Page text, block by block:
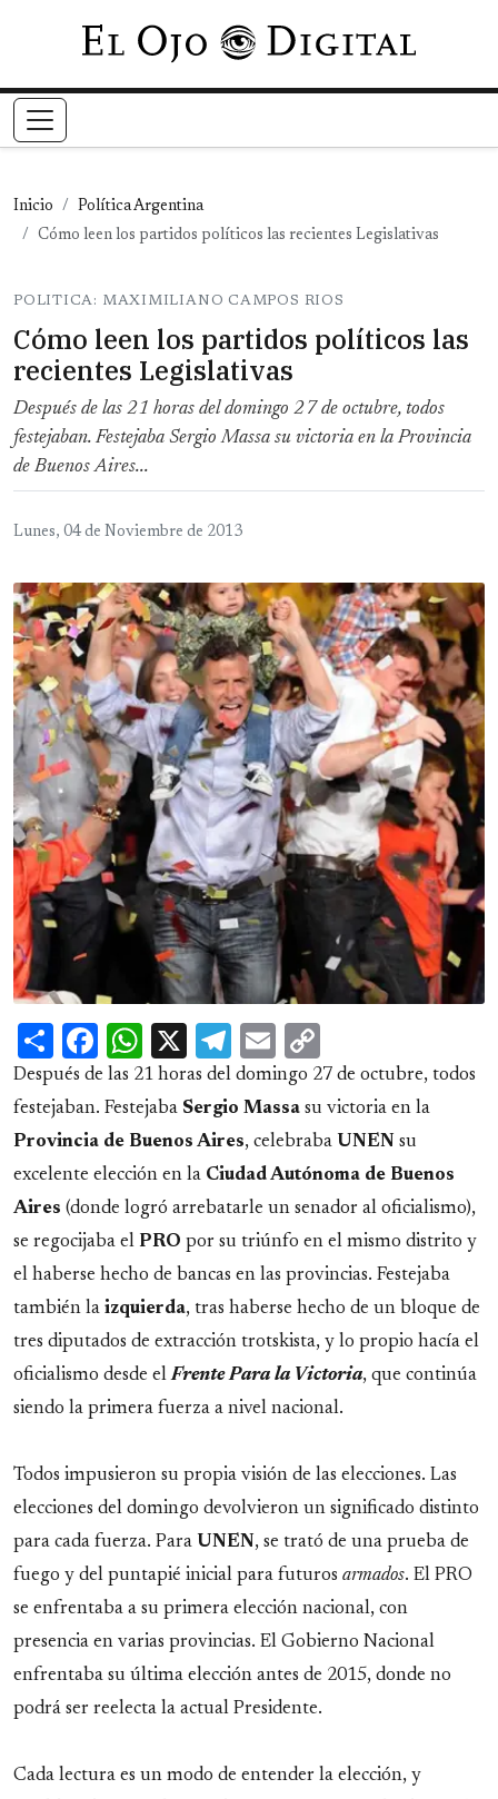
Pasar al contenido principal
Inicio
Política Argentina
Cómo leen los partidos políticos las recientes Legislativas
POLITICA: MAXIMILIANO CAMPOS RIOS
Cómo leen los partidos políticos las
recientes Legislativas
Después de las 21 horas del domingo 27 de octubre, todos
festejaban. Festejaba Sergio Massa su victoria en la Provincia
de Buenos Aires...
Lunes, 04 de Noviembre de 2013
ShareFacebook
WhatsApp
X Telegram
Email
Link
Después de las 21 horas del domingo 27 de octubre, todos
festejaban. Festejaba Sergio Massa su victoria en la
Provincia de Buenos Aires, celebraba UNEN su
excelente elección en la Ciudad Autónoma de Buenos
Aires (donde logró arrebatarle un senador al oficialismo),
se regocijaba el PRO por su triúnfo en el mismo distrito y
el haberse hecho de bancas en las provincias. Festejaba
también la izquierda, tras haberse hecho de un bloque de
tres diputados de extracción trotskista, y lo propio hacía el
oficialismo desde elFrente Para la Victoria, que continúa
siendo la primera fuerza a nivel nacional.
Todos impusieron su propia visión de las elecciones. Las
elecciones del domingo devolvieron un significado distinto
para cada fuerza. Para UNEN, se trató de una prueba de
fuego y del puntapié inicial para futuros armados. El PRO
se enfrentaba a su primera elección nacional, con
presencia en varias provincias. El Gobierno Nacional
enfrentaba su última elección antes de 2015, donde no
podrá ser reelecta la actual Presidente.
Cada lectura es un modo de entender la elección, y